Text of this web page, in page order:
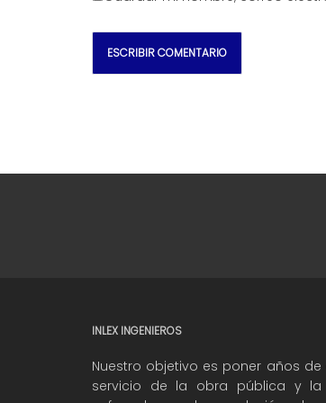
INLEX INGENIEROS
Nuestro objetivo es poner años de
servicio de la obra pública y la